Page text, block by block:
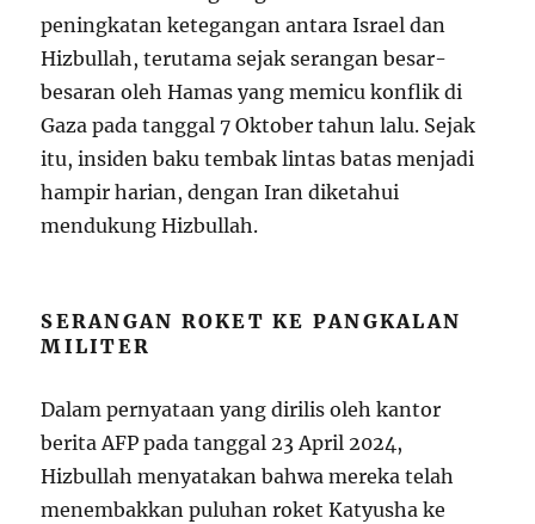
peningkatan ketegangan antara Israel dan
Hizbullah, terutama sejak serangan besar-
besaran oleh Hamas yang memicu konflik di
Gaza pada tanggal 7 Oktober tahun lalu. Sejak
itu, insiden baku tembak lintas batas menjadi
hampir harian, dengan Iran diketahui
mendukung Hizbullah.
SERANGAN ROKET KE PANGKALAN
MILITER
Dalam pernyataan yang dirilis oleh kantor
berita AFP pada tanggal 23 April 2024,
Hizbullah menyatakan bahwa mereka telah
menembakkan puluhan roket Katyusha ke